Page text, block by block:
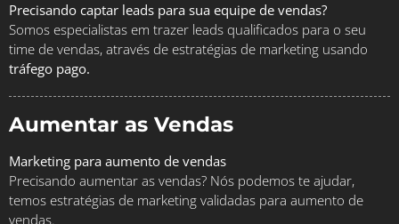
Precisando captar leads para sua equipe de vendas?
Somos especialistas em trazer leads qualificados para o seu
time de vendas, através de estratégias de marketing usando
tráfego pago.
Aumentar as Vendas
Marketing para aumento de vendas
Precisando aumentar as vendas? Nós podemos te ajudar,
temos estratégias de marketing validadas para aumento de
vendas.